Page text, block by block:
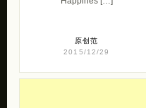
去购买